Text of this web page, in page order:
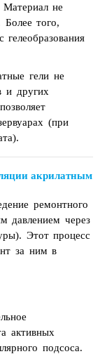
Материал не
Более того,
гели не
и других
(при
акрилатным
ремонтного
давлением через
Этот процесс
за ним в
активных
подсоса.